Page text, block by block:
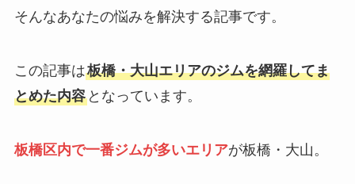
そんなあなたの悩みを解決する記事です。
この記事は板橋・大山エリアのジムを網羅してま
とめた内容となっています。
板橋区内で一番ジムが多いエリアが板橋・大山。